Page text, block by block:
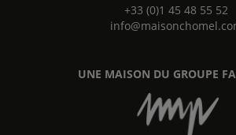
+33 (0)1 45 48 55 52
UNE MAISON DU GROUPE